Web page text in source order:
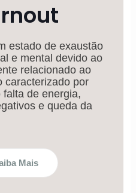
estado de exaustão
e mental devido ao
relacionado ao
caracterizado por
de energia,
e queda da
Mais